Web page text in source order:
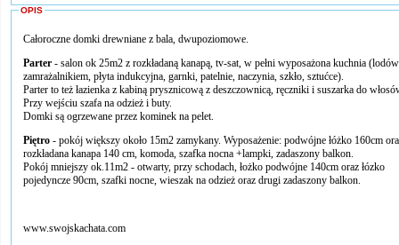
OPIS
Całoroczne domki drewniane z bala, dwupoziomowe.
Parter - salon ok 25m2 z rozkładaną kanapą, tv-sat, w pełni wyposażona kuchnia
zamrażalnikiem, płyta indukcyjna, garnki, patelnie, naczynia, szkło, sztućce).
Parter to też łazienka z kabiną prysznicową z deszczownicą, ręczniki i suszarka do
Przy wejściu szafa na odzież i buty.
Domki są ogrzewane przez kominek na pelet.
Piętro - pokój większy około 15m2 zamykany. Wyposażenie: podwójne łóżko 160cm
rozkładana kanapa 140 cm, komoda, szafka nocna +lampki, zadaszony balkon.
Pokój mniejszy ok.11m2 - otwarty, przy schodach, łożko podwójne 140cm oraz łózko
pojedyncze 90cm, szafki nocne, wieszak na odzież oraz drugi zadaszony balkon.
www.swojskachata.com